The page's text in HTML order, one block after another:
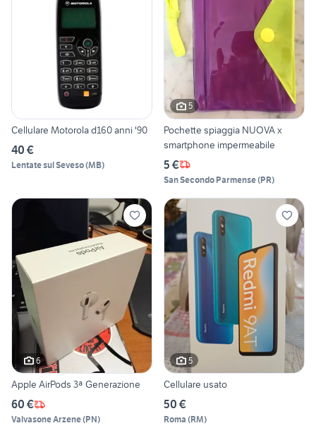
Cellulare Motorola d160 anni '90
40 €
Lentate sul Seveso(MB)
5
Pochette spiaggia NUOVA x
smartphone impermeabile
5 €
San Secondo Parmense(PR)
6
Apple AirPods 3ª Generazione
60 €
Valvasone Arzene(PN)
5
Cellulare usato
50 €
Roma (RM)